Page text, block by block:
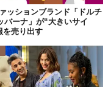
はずだ。
ッションブランド「ドルチ
バーナ」が“大きいサイ
を売り出す